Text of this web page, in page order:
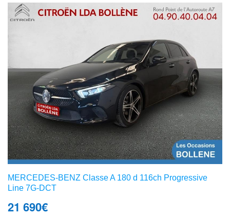
MERCEDES-BENZ Classe A 180 d 116ch Progressive
Line 7G-DCT
21 690€